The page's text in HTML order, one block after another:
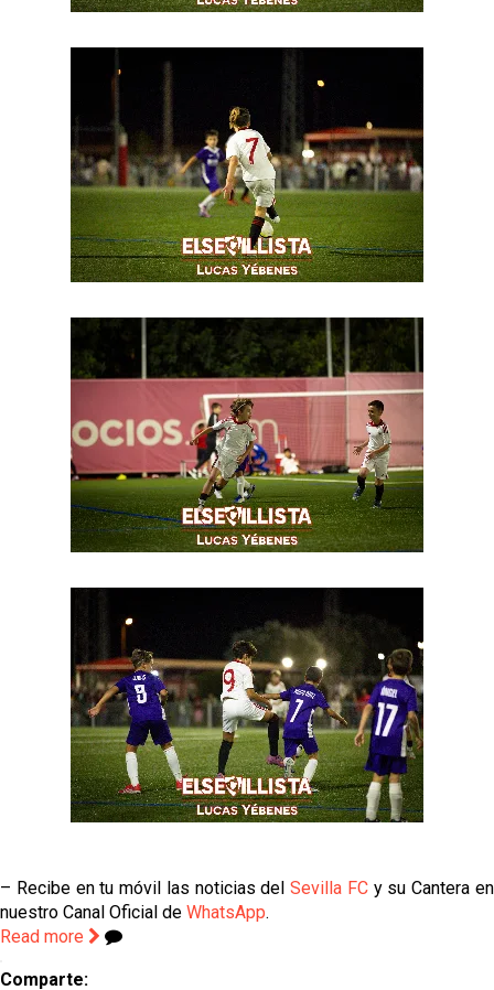
– Recibe en tu móvil las noticias delSevilla FCy su Cantera en
nuestro Canal Oficial de WhatsApp.
Read more
Comparte: